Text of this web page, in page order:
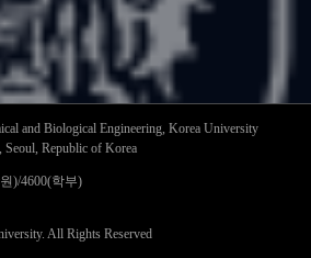
and Biological Engineering, Korea University
Seoul, Republic of Korea
)/4600(학부)
All Rights Reserved